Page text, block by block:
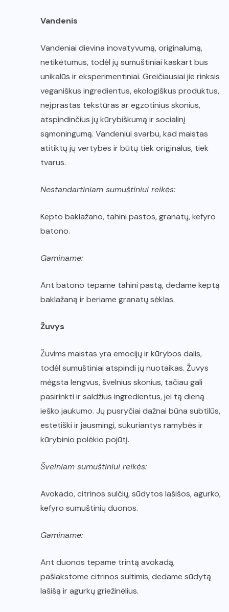
Vandenis
Vandeniai dievina inovatyvumą, originalumą,
netikėtumus, todėl jų sumuštiniai kaskart bus
unikalūs ir eksperimentiniai. Greičiausiai jie rinksis
veganiškus ingredientus, ekologiškus produktus,
neįprastas tekstūras ar egzotinius skonius,
atspindinčius jų kūrybiškumą ir socialinį
sąmoningumą. Vandeniui svarbu, kad maistas
atitiktų jų vertybes ir būtų tiek originalus, tiek
tvarus.
Nestandartiniam sumuštiniui reikės:
Kepto baklažano, tahini pastos, granatų, kefyro
batono.
Gaminame:
Ant batono tepame tahini pastą, dedame keptą
baklažaną ir beriame granatų sėklas.
Žuvys
Žuvims maistas yra emocijų ir kūrybos dalis,
todėl sumuštiniai atspindi jų nuotaikas. Žuvys
mėgsta lengvus, švelnius skonius, tačiau gali
pasirinkti ir saldžius ingredientus, jei tą dieną
ieško jaukumo. Jų pusryčiai dažnai būna subtilūs,
estetiški ir jausmingi, sukuriantys ramybės ir
kūrybinio polėkio pojūtį.
Švelniam sumuštiniui reikės:
Avokado, citrinos sulčių, sūdytos lašišos, agurko,
kefyro sumuštinių duonos.
Gaminame:
Ant duonos tepame trintą avokadą,
pašlakstome citrinos sultimis, dedame sūdytą
lašišą ir agurkų griežinėlius.